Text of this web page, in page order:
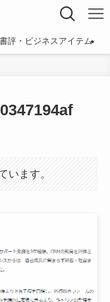
書評・ビジネスアイテム
います。